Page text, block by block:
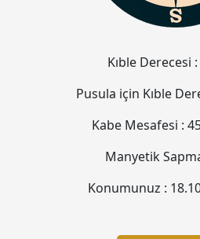
Kıble Derecesi :
Pusula için Kıble
Kabe Mesafesi :
Manyetik
Konumunuz :